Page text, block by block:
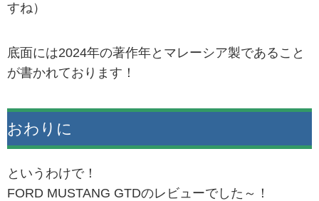
すね）
底面には2024年の著作年とマレーシア製であること
が書かれております！
おわりに
というわけで！
FORD MUSTANG GTDのレビューでした～！